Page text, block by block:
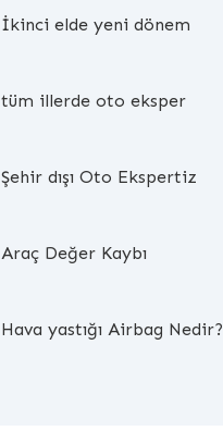
İkinci elde yeni dönem
tüm illerde oto eksper
Şehir dışı Oto Ekspertiz
Araç Değer Kaybı
Hava yastığı Airbag Nedir?